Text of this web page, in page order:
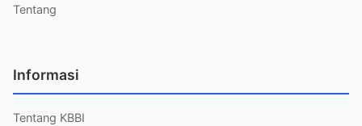
Tentang
Informasi
Tentang KBBI